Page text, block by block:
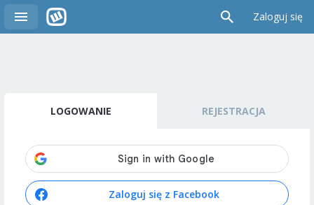
Zaloguj się
LOGOWANIE REJESTRACJA
Zaloguj się z Facebook